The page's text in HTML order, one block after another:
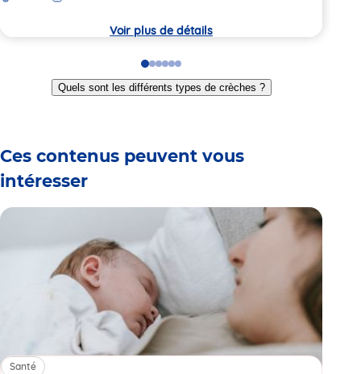
Voir plus de détails
Go
to
slide
Go
to
slide
Go
to
slide
Go
to
slide
Go
to
slide
Go
to
slide
Quels sont les différents types de crèches ?
Ces contenus peuvent vous
intéresser
Santé